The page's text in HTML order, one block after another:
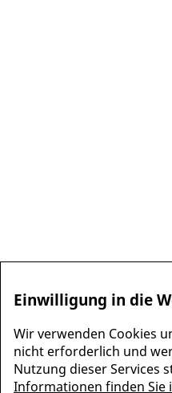
Einwilligung in die
Wir verwenden Cookies
nicht erforderlich und
Nutzung dieser Services
Informationen finden Sie